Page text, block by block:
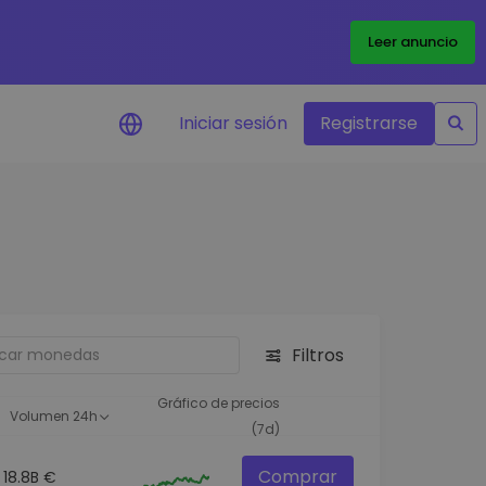
Leer anuncio
oportunidades de
inteligente para un
Iniciar sesión Registrarse
Filtros
Volumen 24h
Gráfico de precios
(7d)
18.8B € Comprar